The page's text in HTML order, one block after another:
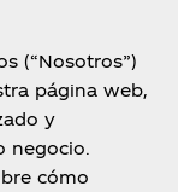
(“Nosotros”)
página web,
y
negocio.
cómo